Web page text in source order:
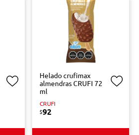
Helado crufimax
almendras CRUFI 72
ml
CRUFI
$92